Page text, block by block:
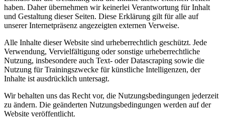
haben. Daher übernehmen wir keinerlei Verantwortung für Inhalt
und Gestaltung dieser Seiten. Diese Erklärung gilt für alle auf
unserer Internetpräsenz angezeigten externen Verweise.
Alle Inhalte dieser Website sind urheberrechtlich geschützt. Jede
Verwendung, Vervielfältigung oder sonstige urheberrechtliche
Nutzung, insbesondere auch Text- oder Datascraping sowie die
Nutzung für Trainingszwecke für künstliche Intelligenzen, der
Inhalte ist ausdrücklich untersagt.
Wir behalten uns das Recht vor, die Nutzungsbedingungen jederzeit
zu ändern. Die geänderten Nutzungsbedingungen werden auf der
Website veröffentlicht.